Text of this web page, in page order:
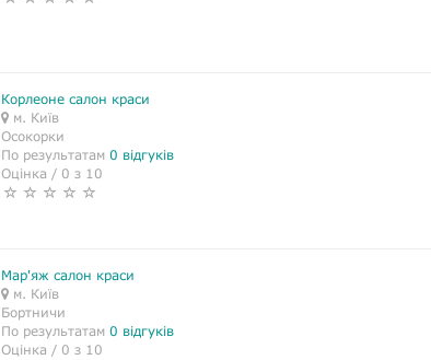
Корлеоне салон краси
м. Київ
Осокорки
По результатам 0 відгуків
Оцінка / 0 з 10
Мар'яж салон краси
м. Київ
Бортничи
По результатам 0 відгуків
Оцінка / 0 з 10